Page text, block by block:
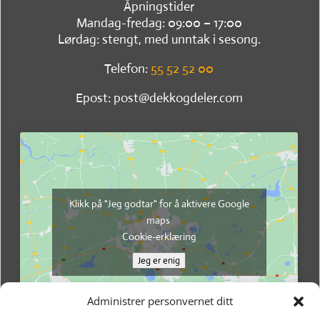
Administrer personvernet ditt
Åpningstider
Mandag-fredag: 09:00 – 17:00
Lørdag: stengt, med unntak i sesong.
Telefon: 55 52 52 00
Epost: post@dekkogdeler.com
Klikk på "Jeg godtar" for å aktivere Google
maps
Cookie-erklæring
Jeg er enig